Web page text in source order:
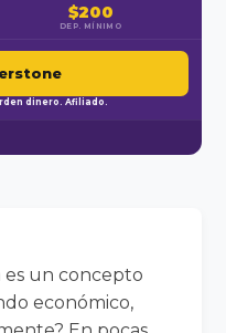
$200
DEP. MÍNIMO
dinero. Afiliado.
es un concepto
económico,